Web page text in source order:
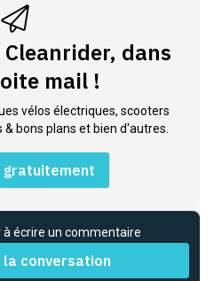
dans
mail !
vélos électriques, scooters
bons plans et bien d'autres.
gratuitement
écrire un commentaire
conversation